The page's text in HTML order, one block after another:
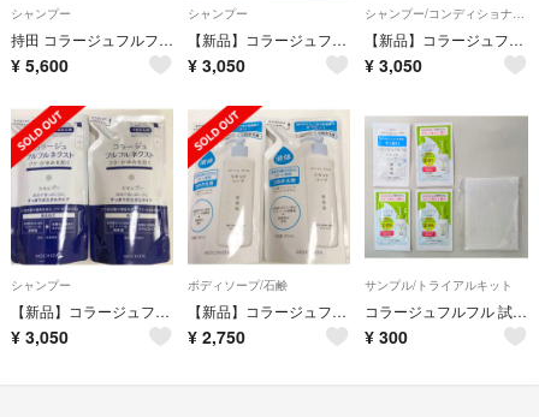
シャンプー
持田 コラージュフルフルNシャンプーなめらか替え 280ml✖️リンスなめらか替え 280ml の4点セットです
¥ 5,600
シャンプー
【新品】コラージュフルフル うるおいなめらかタイプ シャンプー２袋 詰め替え用
¥ 3,050
【新品】コラージュフルフルネクスト うるおいなめらかタイプシャンプーリンス 詰め替えセット
¥ 3,050
シャンプー
【新品】コラージュフルフルネクスト すっきりさらさらタイプシャンプー詰め替え２袋
¥ 3,050
ボディソープ/石鹸
【新品】コラージュフルフル リキッドソープ 詰め替え用 ２袋 セット
¥ 2,750
サンプル/トライアルキット
コラージュフルフル 試供品 リキッドソープ ホイップソープ 洗顔ネット付き
¥ 300